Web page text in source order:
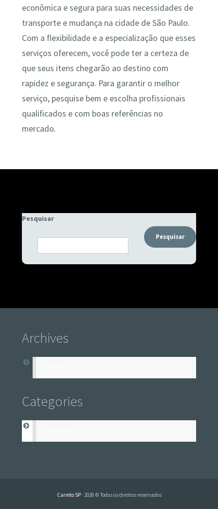
econômica e segura para suas necessidades de
transporte e mudança na cidade de São Paulo.
Com a flexibilidade e a especialização que esses
serviços oferecem, você pode ter a certeza de
que seus itens chegarão ao destino com
rapidez e segurança. Para garantir o melhor
serviço, pesquise bem e escolha profissionais
qualificados e com boas referências no
mercado.
Pesquisar
Pesquisar
Archives
Categories
Carreto SP· 2026 © Todos os direitos reservados